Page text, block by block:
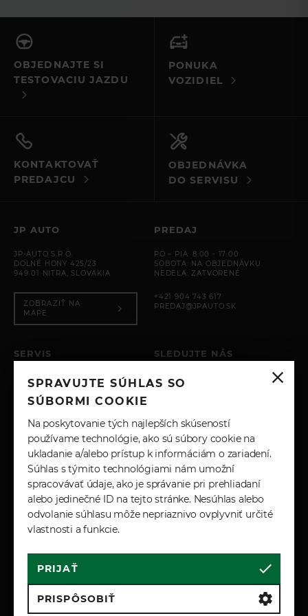
SPRAVUJTE SÚHLAS SO
SÚBORMI COOKIE
Na poskytovanie tých najlepších skúseností
používame technológie, ako sú súbory cookie na
ukladanie a/alebo prístup k informáciám o zariadení.
Súhlas s týmito technológiami nám umožní
spracovávať údaje, ako je správanie pri prehliadaní
alebo jedinečné ID na tejto stránke. Nesúhlas alebo
odvolanie súhlasu môže nepriaznivo ovplyvniť určité
vlastnosti a funkcie.
PRIJAŤ
PRISPÔSOBIŤ
Driver Assist Pack
Cold Climate Pack
Čierne strešné lyžiny
Kožený volant s rámikom Moonlight
Dojazdová oceľová rezerva
OBJEDNAJTE SI
TESTOVACIU JAZDU
PONUKA
VOZIDIEL
KONTAKTOVAŤ
PREDAJCU
OBJEDNÁVKA
DO SERVISU
JP AUTO
JP-AUTO S.R.O.
DOLNÉ HONY 425/23
949 01 NITRA, SLOVAKIA
ZOBRAZIŤ NA
MAPE
PREDAJ
PO – PIA: 8:00 - 17:00
SOBOTA: NA OBJEDNÁVKU
NEDEĽA: ZATVORENÉ
+421 904 743 617
PREDAJ@JPAUTO.SK
SERVIS
PO – PIA: 8:00 - 17:00
SOBOTA: ZATVORENÉ
NEDEĽA: ZATVORENÉ
+421 904 743 617
SERVIS@JPAUTO.SK
SLEDUJTE NÁS
FACEBOOK
LINKEDIN
YOUTUBE